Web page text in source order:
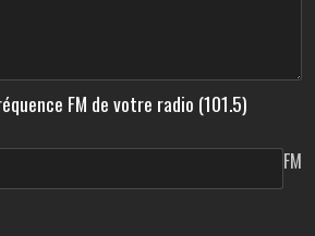
FM de votre radio (101.5)
FM